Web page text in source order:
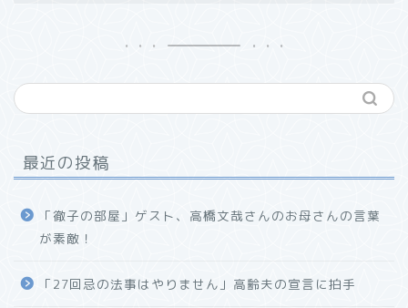
最近の投稿
「徹子の部屋」ゲスト、高橋文哉さんのお母さんの言葉
が素敵！
「27回忌の法事はやりません」高齢夫の宣言に拍手